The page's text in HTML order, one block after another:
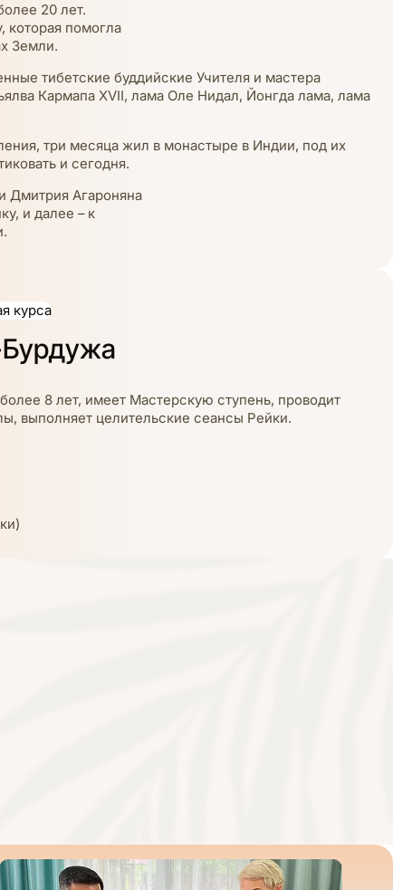
20 лет.
которая помогла
Земли.
тибетские буддийские Учителя и мастера
Кармапа XVII, лама Оле Нидал, Йонгда лама, лама
три месяца жил в монастыре в Индии, под их
и сегодня.
Дмитрия Агароняна
и далее – к
курса
8 лет, имеет Мастерскую ступень, проводит
выполняет целительские сеансы Рейки.